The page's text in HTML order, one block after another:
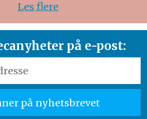
Les flere
på e-post: